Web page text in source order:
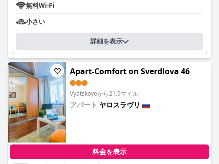
無料Wi-Fi
小さい
詳細を表示
Apart-Comfort on Sverdlova 46
Vyatskoyeから21.9マイル
アパート ヤロスラヴリ
料金を表示